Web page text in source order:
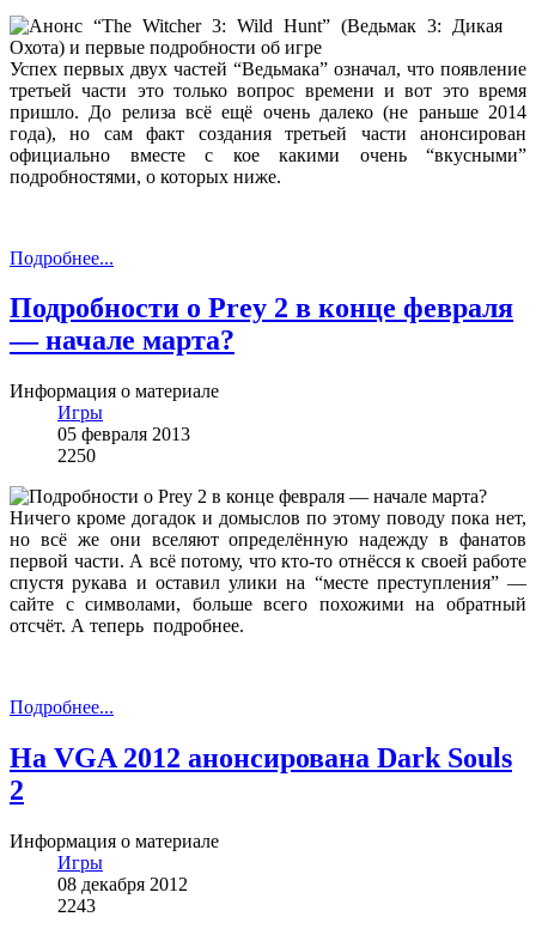
Успех первых двух частей “Ведьмака” означал, что появление
третьей части это только вопрос времени и вот это время
пришло. До релиза всё ещё очень далеко (не раньше 2014
года), но сам факт создания третьей части анонсирован
официально вместе с кое какими очень “вкусными”
подробностями, о которых ниже.
Подробнее...
Подробности о Prey 2 в конце февраля
— начале марта?
Информация о материале
Игры
05 февраля 2013
2250
Ничего кроме догадок и домыслов по этому поводу пока нет,
но всё же они вселяют определённую надежду в фанатов
первой части. А всё потому, что кто-то отнёсся к своей работе
спустя рукава и оставил улики на “месте преступления” —
сайте с символами, больше всего похожими на обратный
отсчёт. А теперь подробнее.
Подробнее...
На VGA 2012 анонсирована Dark Souls
2
Информация о материале
Игры
08 декабря 2012
2243